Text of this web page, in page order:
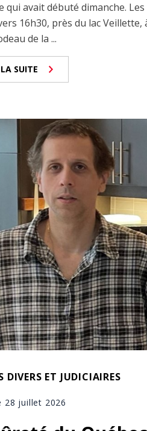
qui avait débuté dimanche.
16h30, près du lac
de la ...
SUITE
DIVERS ET JUDICIAIRES
28 juillet 2026